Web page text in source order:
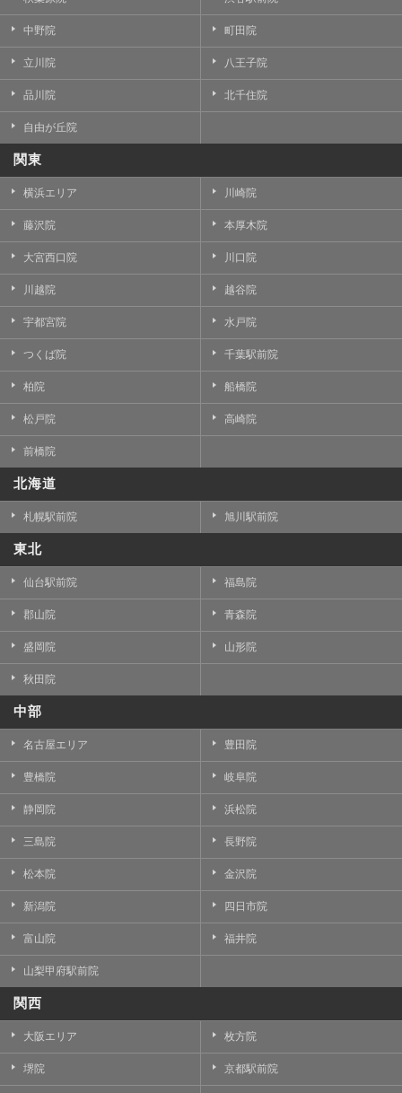
中野院 町田院
立川院 八王子院
品川院 北千住院
自由が丘院
関東
横浜エリア 川崎院
藤沢院 本厚木院
大宮西口院 川口院
川越院 越谷院
宇都宮院 水戸院
つくば院 千葉駅前院
柏院 船橋院
松戸院 高崎院
前橋院
北海道
札幌駅前院 旭川駅前院
東北
仙台駅前院 福島院
郡山院 青森院
盛岡院 山形院
秋田院
中部
名古屋エリア 豊田院
豊橋院 岐阜院
静岡院 浜松院
三島院 長野院
松本院 金沢院
新潟院 四日市院
富山院 福井院
山梨甲府駅前院
関西
大阪エリア 枚方院
堺院 京都駅前院